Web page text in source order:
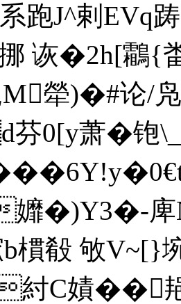
跑J^剌
诙�2h[鸘
犖)�#论/
0[y萧�铇
�
�)Y3�-
樌殽 敂V~[}
C嫧��